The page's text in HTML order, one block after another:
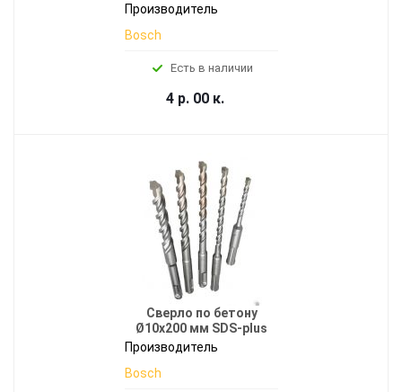
Производитель
Bosch
Есть в наличии
4 р. 00 к.
Сверло по бетону
Ø10x200 мм SDS-plus
Производитель
Bosch